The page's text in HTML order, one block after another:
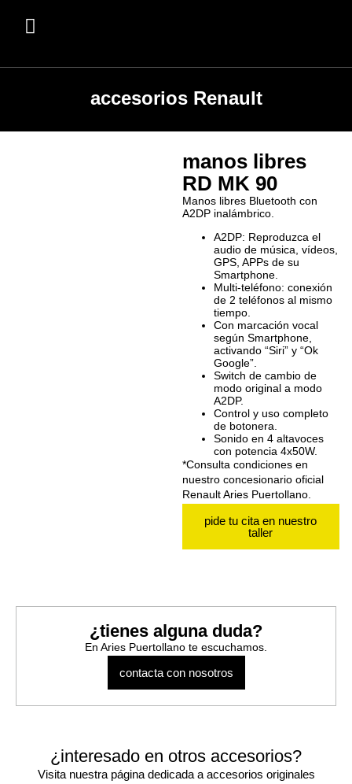
accesorios Renault
manos libres
RD MK 90
Manos libres Bluetooth con
A2DP inalámbrico.
A2DP: Reproduzca el
audio de música, vídeos,
GPS, APPs de su
Smartphone.
Multi-teléfono: conexión
de 2 teléfonos al mismo
tiempo.
Con marcación vocal
según Smartphone,
activando “Siri” y “Ok
Google”.
Switch de cambio de
modo original a modo
A2DP.
Control y uso completo
de botonera.
Sonido en 4 altavoces
con potencia 4x50W.
*Consulta condiciones en
nuestro concesionario oficial
Renault Aries Puertollano.
pide tu cita en nuestro
taller
¿tienes alguna duda?
En Aries Puertollano te escuchamos.
contacta con nosotros
¿interesado en otros accesorios?
Visita nuestra página dedicada a accesorios originales